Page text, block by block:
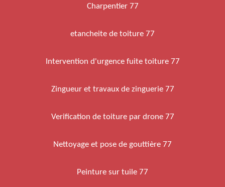
Charpentier 77
etancheite de toiture 77
Intervention d'urgence fuite toiture 77
Zingueur et travaux de zinguerie 77
Verification de toiture par drone 77
Nettoyage et pose de gouttière 77
Peinture sur tuile 77